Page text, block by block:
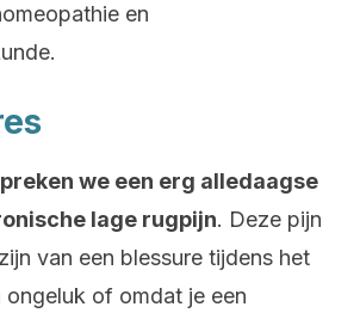
en
we een erg alledaagse
lage rugpijn. Deze pijn
van een blessure tijdens het
ongeluk of omdat je een